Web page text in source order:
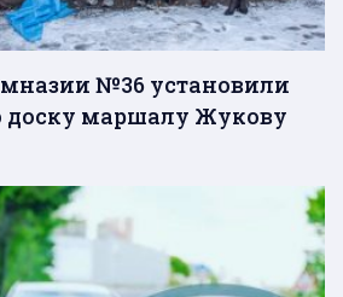
№36 установили
маршалу Жукову